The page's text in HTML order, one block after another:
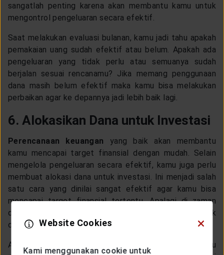
sangatlah penting karena akan membantu kamu untuk
mengontrol pengeluaran secara efektif.
Saat melakukan evaluasi bulanan, kamu jadi tahu apakah
pemakaian uang sudah efektif atau belum. Apakah ada
pengeluaran yang tidak perlu atau semuanya sudah
berjalan sesuai rencanamu? Jika memang penggunaan
dana masih belum efektif maka kamu bisa melakukan
perbaikan agar ke depannya jadi lebih baik lagi.
6. Alokasikan Dana untuk Investasi
Perencanaan keuangan yang baik akan membantu
kamu mencapai target finansial dengan mudah. Selain
mengelola pengeluaran secara efektif, kamu juga perlu
membuat alokasi dana untuk investasi. Ini menjadi salah
satu cara yang dinilai sangat efektif agar kamu bisa
mencapai target finansial tertentu. Apalagi di zaman
digital seperti sekarang, investasi semakin mudah untuk
dilakukan.
Ada banyak pilihan instrumen investasi yang bisa kamu
Website Cookies
Kami menggunakan cookie untuk